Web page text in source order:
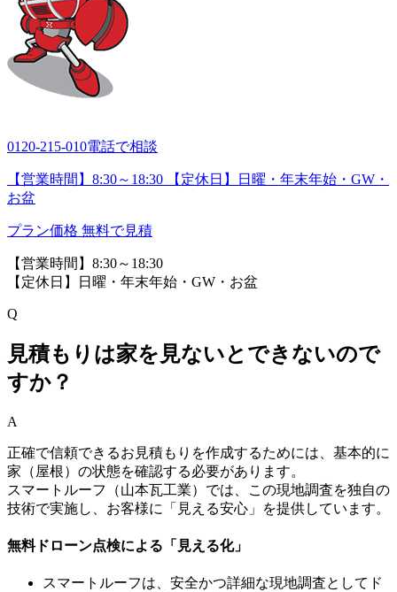
0120-215-010電話で相談
【営業時間】8:30～18:30 【定休日】日曜・年末年始・GW・
お盆
プラン価格 無料で見積
【営業時間】8:30～18:30
【定休日】日曜・年末年始・GW・お盆
Q
見積もりは家を見ないとできないので
すか？
A
正確で信頼できるお見積もりを作成するためには、基本的に
家（屋根）の状態を確認する必要があります。
スマートルーフ（山本瓦工業）では、この現地調査を独自の
技術で実施し、お客様に「見える安心」を提供しています。
無料ドローン点検による「見える化」
スマートルーフは、安全かつ詳細な現地調査としてド